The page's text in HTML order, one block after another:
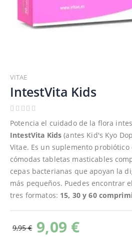
al
comienzo
de
la
galería
imágenes
VITAE
IntestVita Kids
Potencia el cuidado de la flora
IntestVita Kids (antes Kid's Kyo
Vitae. Es un suplemento
cómodas tabletas masticables
cepas bacterianas que apoyan la
más pequeños. Puedes encontrar
tres formatos: 15, 30 y 60
9,09 €
9,95 €